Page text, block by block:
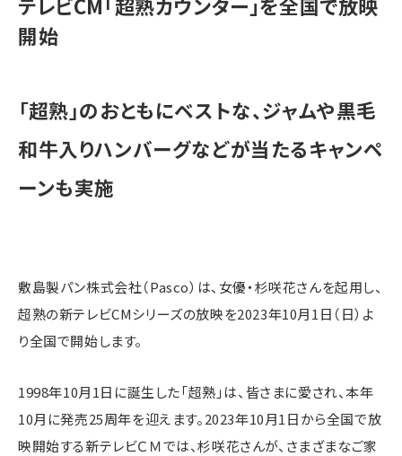
開始
「超熟」のおともにベストな、ジャムや黒毛
和牛入りハンバーグなどが当たるキャンペ
ーンも実施
敷島製パン株式会社（Pasco）は、女優・杉咲花さんを起用し、
超熟の新テレビCMシリーズの放映を2023年10月1日（日）よ
り全国で開始します。
1998年10月1日に誕生した「超熟」は、皆さまに愛され、本年
10月に発売25周年を迎えます。2023年10月1日から全国で放
映開始する新テレビＣＭでは、杉咲花さんが、さまざまなご家